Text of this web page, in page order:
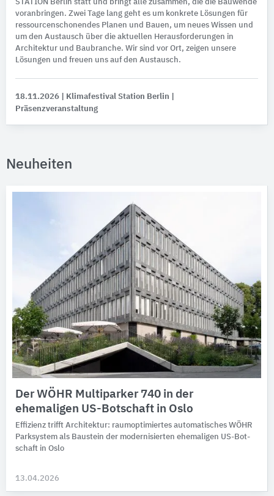
STATION Berlin statt und bringt alle zusammen, die die Bauwende
voranbringen. Zwei Tage lang geht es um konkrete Lösungen für
ressourcenschonendes Planen und Bauen, um neues Wissen und
um den Austausch über die aktuellen Herausforderungen in
Architektur und Baubranche. Wir sind vor Ort, zeigen unsere
Lösungen und freuen uns auf den Austausch.
18.11.2026 | Klimafestival Station Berlin
Präsenzveranstaltung
Neuheiten
Der WÖHR Multiparker 740 in der
ehemaligen US-Botschaft in Oslo
Effizienz trifft Archi­tek­tur: raum­opti­miertes auto­ma­tisches WÖHR
Park­system als Bau­stein der moder­ni­sierten ehe­maligen US-Bot­
schaft in Oslo
13.04.2026